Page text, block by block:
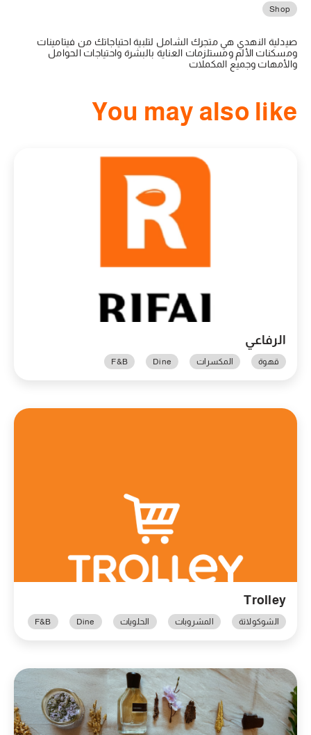
Shop
صيدلية النهدي هي متجرك الشامل لتلبية احتياجاتك من فيتامينات
ومسكنات الألم ومستلزمات العناية بالبشرة واحتياجات الحوامل
والأمهات وجميع المكملات
You may also like
الرفاعي
قهوة المكسرات Dine
F&B
Trolley
الشوكولاتة المشروبات الحلويات Dine
F&B